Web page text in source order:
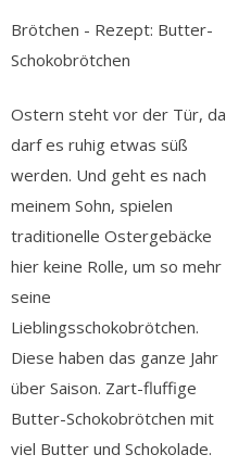
Brötchen - Rezept: Butter-
Schokobrötchen
Ostern steht vor der Tür, da
darf es ruhig etwas süß
werden. Und geht es nach
meinem Sohn, spielen
traditionelle Ostergebäcke
hier keine Rolle, um so mehr
seine
Lieblingsschokobrötchen.
Diese haben das ganze Jahr
über Saison. Zart-fluffige
Butter-Schokobrötchen mit
viel Butter und Schokolade.